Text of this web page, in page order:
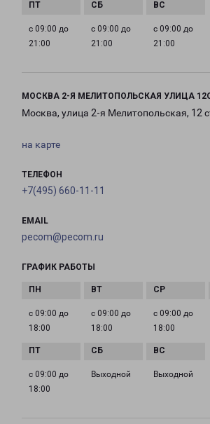
с 09:00 до
21:00
с 09:00 до
21:00
с 09:00 до
21:00
МОСКВА 2-Я МЕЛИТОПОЛЬСКАЯ УЛИЦА
Москва, улица 2-я Мелитопольская, 12
на карте
ТЕЛЕФОН
+7(495) 660-11-11
EMAIL
pecom@pecom.ru
ГРАФИК РАБОТЫ
с 09:00 до
18:00
с 09:00 до
18:00
с 09:00 до
18:00
с 09:00 до
18:00
Выходной Выходной